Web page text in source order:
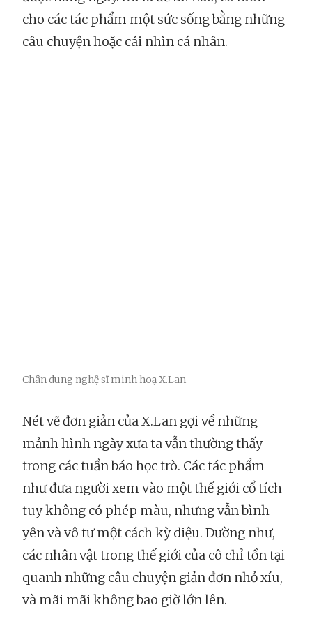
cho các tác phẩm một sức sống bằng những
câu chuyện hoặc cái nhìn cá nhân.
Chân dung nghệ sĩ minh hoạ X.Lan
Nét vẽ đơn giản của X.Lan gợi về những
mảnh hình ngày xưa ta vẫn thường thấy
trong các tuần báo học trò. Các tác phẩm
như đưa người xem vào một thế giới cổ tích
tuy không có phép màu, nhưng vẫn bình
yên và vô tư một cách kỳ diệu. Dường như,
các nhân vật trong thế giới của cô chỉ tồn tại
quanh những câu chuyện giản đơn nhỏ xíu,
và mãi mãi không bao giờ lớn lên.